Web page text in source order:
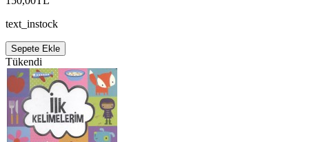
text_instock
Sepete Ekle
Tükendi